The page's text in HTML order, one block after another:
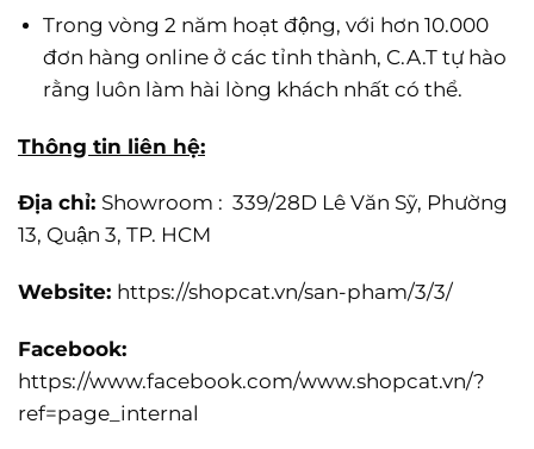
Trong vòng 2 năm hoạt động, với hơn 10.000
đơn hàng online ở các tỉnh thành, C.A.T tự hào
rằng luôn làm hài lòng khách nhất có thể.
Thông tin liên hệ:
Địa chỉ: Showroom : 339/28D Lê Văn Sỹ, Phường
13, Quận 3, TP. HCM
Website: https://shopcat.vn/san-pham/3/3/
Facebook:
https://www.facebook.com/www.shopcat.vn/?
ref=page_internal